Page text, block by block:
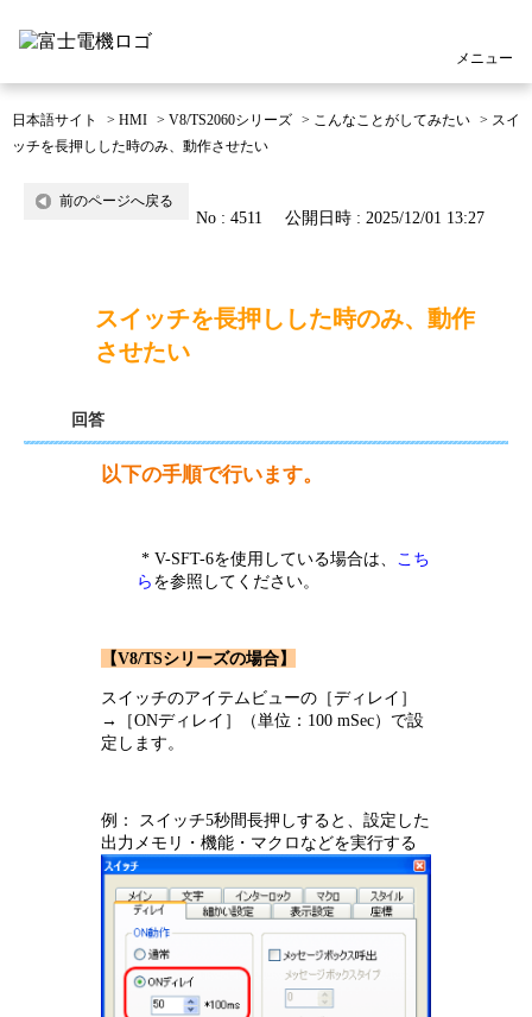
メニュー
日本語サイト > HMI > V8/TS2060シリーズ > こんなことがしてみたい > スイ
ッチを長押しした時のみ、動作させたい
前のページへ戻る
No : 4511 公開日時 : 2025/12/01 13:27
スイッチを長押しした時のみ、動作
させたい
回答
以下の手順で行います。
* V-SFT-6を使用している場合は、
こち
らを参照してください。
【V8/TSシリーズの場合】
スイッチのアイテムビューの［ディレイ］
→［ONディレイ］（単位：100 mSec）で設
定します。
例： スイッチ5秒間長押しすると、設定した
出力メモリ・機能・マクロなどを実行する